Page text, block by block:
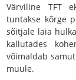
Värviline TFT
tuntakse kõrge
sõitjale laia
kallutades
võimaldab
muule.